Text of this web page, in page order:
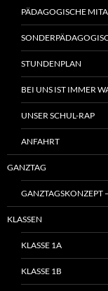
PÄDAGOGISCHE
STUNDENPLAN
BEI UNS IST IMMER
UNSER SCHUL-RAP
ANFAHRT
GANZTAG
GANZTAGSKONZEPT
KLASSEN
KLASSE 1A
KLASSE 1B